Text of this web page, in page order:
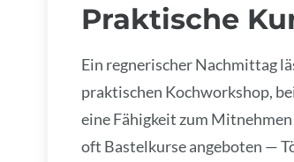
Praktische
Ein regnerischer Nachmittag
praktischen Kochworkshop,
eine Fähigkeit zum
oft Bastelkurse angeboten —